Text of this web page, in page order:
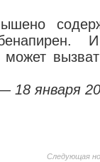
может
18 января
Следующая